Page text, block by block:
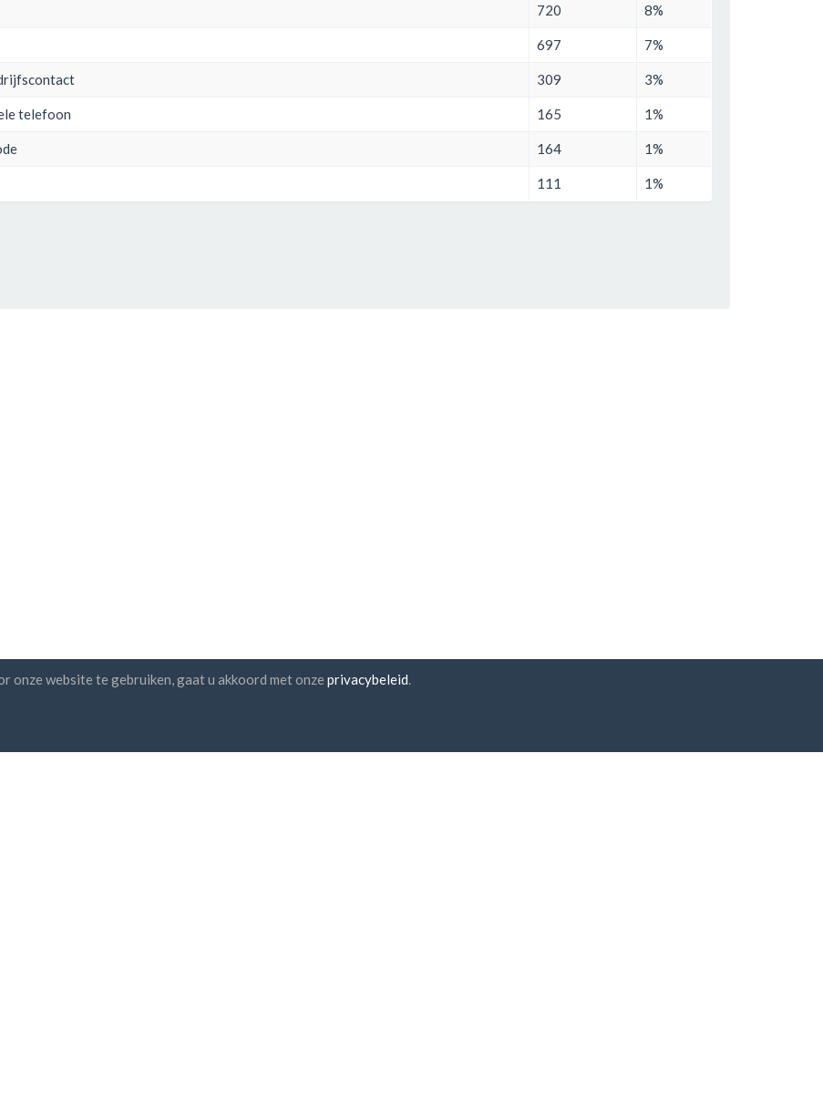
720 8%
697 7%
309 3%
telefoon 165 1%
164 1%
111 1%
onze website te gebruiken, gaat u akkoord met onzeprivacybeleid